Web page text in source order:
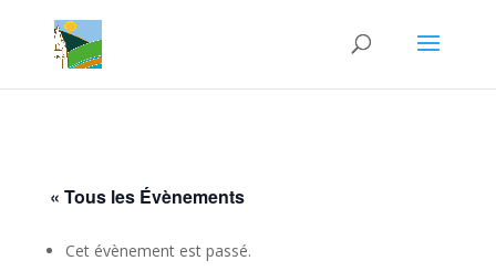
« Tous les Évènements
Cet évènement est passé.